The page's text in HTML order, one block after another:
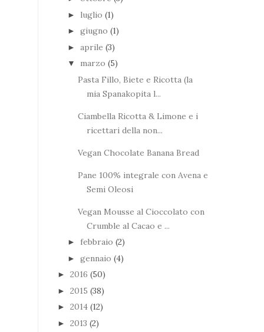
► luglio (1)
► giugno (1)
► aprile (3)
▼ marzo (5)
Pasta Fillo, Biete e Ricotta (la
mia Spanakopita l...
Ciambella Ricotta & Limone e i
ricettari della non...
Vegan Chocolate Banana Bread
Pane 100% integrale con Avena e
Semi Oleosi
Vegan Mousse al Cioccolato con
Crumble al Cacao e ...
► febbraio (2)
► gennaio (4)
► 2016 (50)
► 2015 (38)
► 2014 (12)
► 2013 (2)